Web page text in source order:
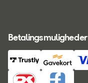
Betalingsmuligheder